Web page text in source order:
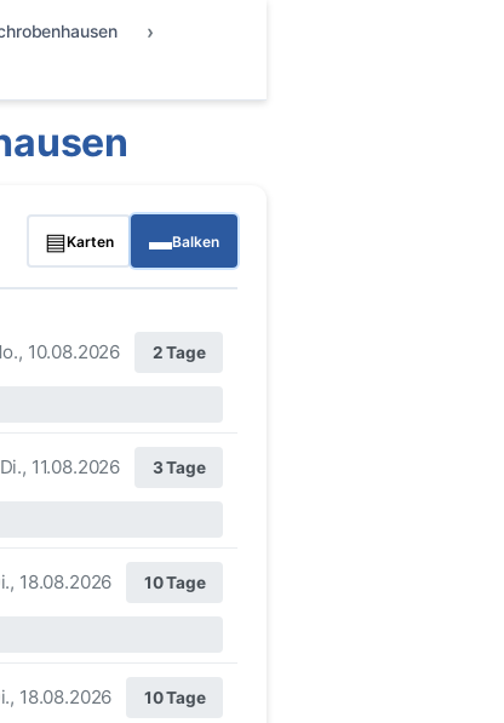
▤Karten ▬Balken
10.08.2026 2 Tage
Di., 11.08.2026 3 Tage
18.08.2026 10 Tage
18.08.2026 10 Tage